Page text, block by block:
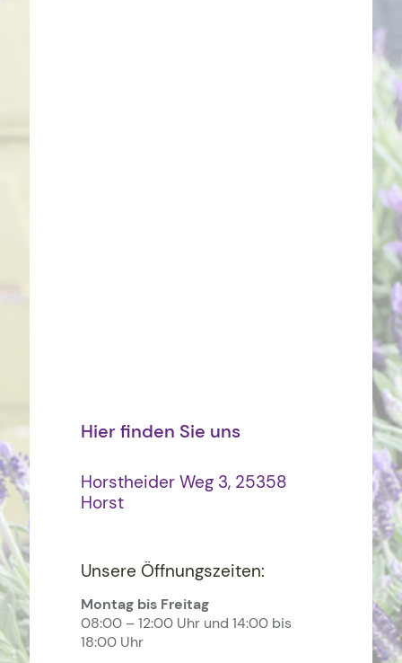
Hier finden Sie uns
Horstheider Weg 3, 25358
Horst
Unsere Öffnungszeiten:
Montag bis Freitag
08:00 – 12:00 Uhr und 14:00 bis
18:00 Uhr